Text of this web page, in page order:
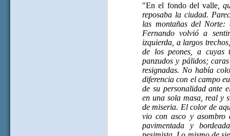
"En el fondo del valle ,
reposaba la ciudad.
las montañas del
Fernando volvió a
izquierda, a largos
de los peones, a cuyas
panzudos y pálidos;
resignadas. No había
diferencia con el campo
de su personalidad ante
en una sola masa, real y
de miseria. El color de
vio con asco y
pavimentada y